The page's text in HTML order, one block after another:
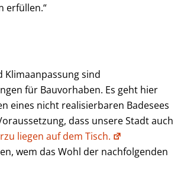
erfüllen.“
Klimaanpassung sind
für Bauvorhaben. Es geht hier
eines nicht realisierbaren Badesees
dass unsere Stadt auch
liegen auf dem Tisch.
wem das Wohl der nachfolgenden